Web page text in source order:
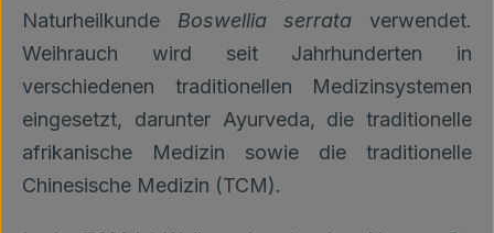
Naturheilkunde Boswellia serrata verwendet.
Weihrauch wird seit Jahrhunderten in
verschiedenen traditionellen Medizinsystemen
eingesetzt, darunter Ayurveda, die traditionelle
afrikanische Medizin sowie die traditionelle
Chinesische Medizin (TCM).